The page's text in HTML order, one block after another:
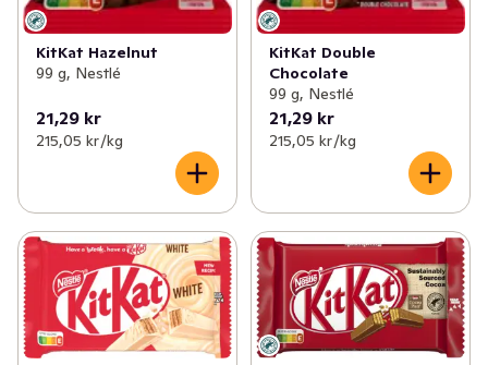
KitKat Hazelnut
99 g, Nestlé
21,29 kr
215,05 kr /kg
KitKat Double
Chocolate
99 g, Nestlé
21,29 kr
215,05 kr /kg